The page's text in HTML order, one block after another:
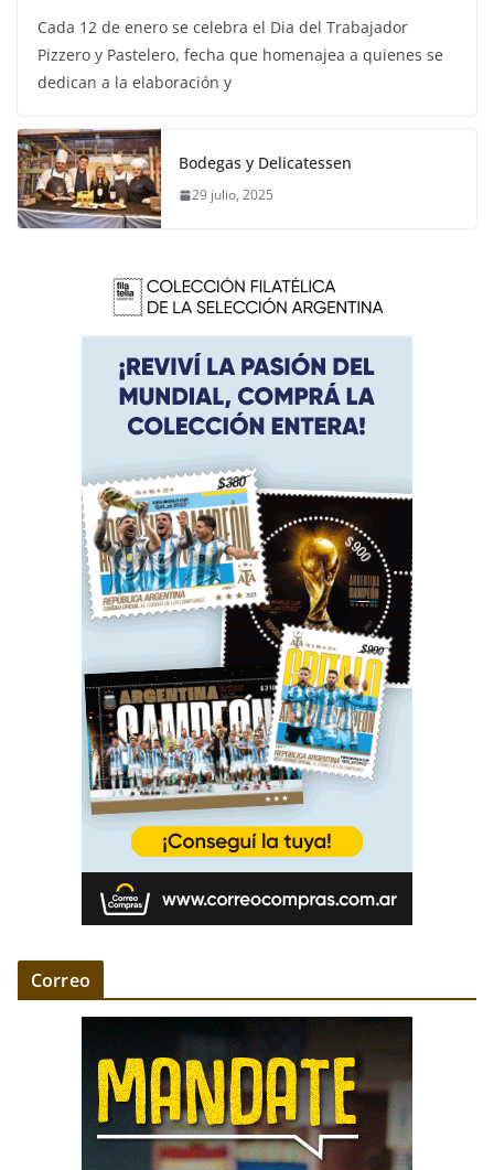
Cada 12 de enero se celebra el Dia del Trabajador
Pizzero y Pastelero, fecha que homenajea a quienes se
dedican a la elaboración y
Bodegas y Delicatessen
29 julio, 2025
Correo